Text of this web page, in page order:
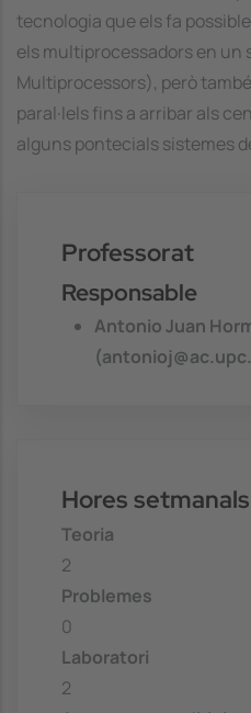
tecnologia que els fa
els multiprocessadors en un
Multiprocessors), però
paral·lels fins a arribar als
alguns pontecials sistemes
Professorat
Responsable
Antonio Juan
Hores setmanals
Teoria
2
Problemes
0
Laboratori
2